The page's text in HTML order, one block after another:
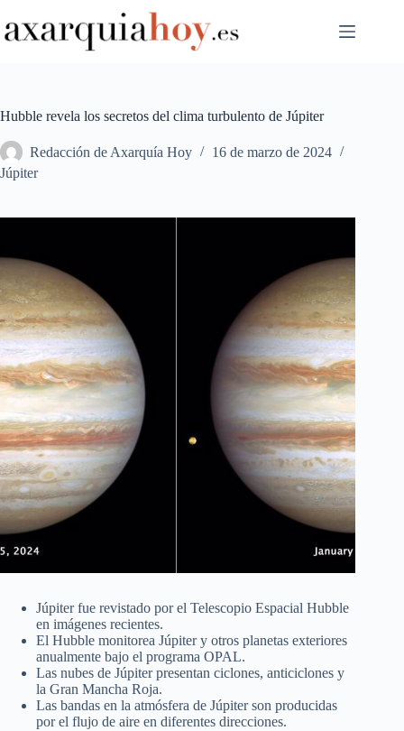
al
contenido
Hubble revela los secretos del clima turbulento de Júpiter
Redacción de Axarquía Hoy
16 de marzo de 2024
Júpiter
Júpiter fue revistado por el Telescopio Espacial Hubble
en imágenes recientes.
El Hubble monitorea Júpiter y otros planetas exteriores
anualmente bajo el programa OPAL.
Las nubes de Júpiter presentan ciclones, anticiclones y
la Gran Mancha Roja.
Las bandas en la atmósfera de Júpiter son producidas
por el flujo de aire en diferentes direcciones.